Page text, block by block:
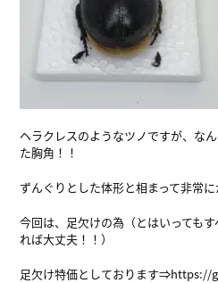
ヘラクレスのようなツノですが、な
た胸角！！
ずんぐりとした体形と相まって非常
今回は、足欠けの為（とはいっても
れば大丈夫！！）
足欠け特価としております⇒https://